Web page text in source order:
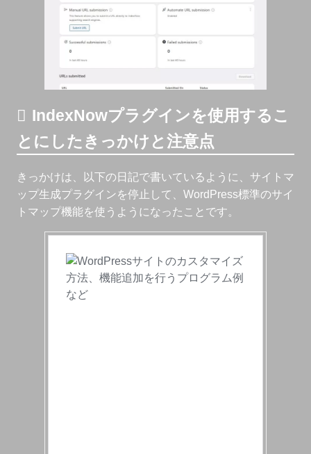
IndexNowプラグインを使用するこ
とにしたきっかけと注意点
きっかけは、以下の日記で書いているように、サイトマ
ップ生成プラグインを停止して、WordPress標準のサイ
トマップ機能を使うようになったことです。